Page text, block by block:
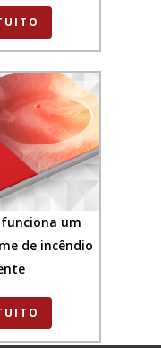
um
de incêndio